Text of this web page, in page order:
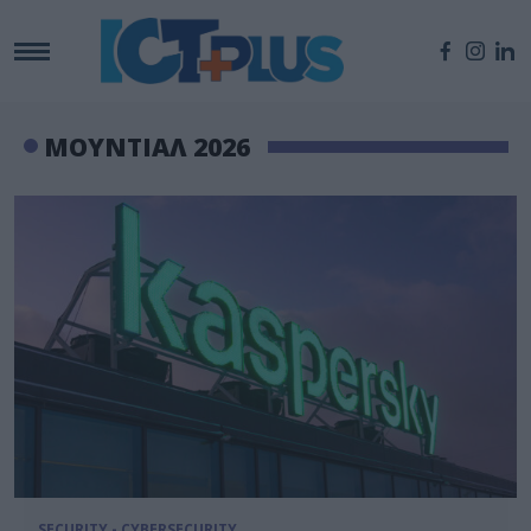
ΜΟΥΝΤΙΑΛ 2026